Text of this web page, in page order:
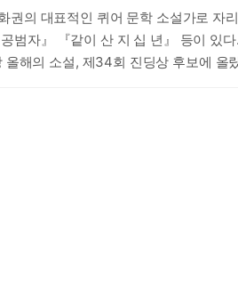
름다운 유방을 생각했다. 이 땅에 나
그 자궁은 죽음 이후에 나를 묻을 무
의 사랑에는 ‘우리에게 미래가 없다’
“스스로 미치광이임을 증명하는 표식”
와의 관계는 단지 보복의 쾌감 같은
의 대표적인 퀴어 문학 소설가로 자
범자』 『같이 산 지 십 년』 등이 있
해의 소설, 제34회 진딩상 후보에 올